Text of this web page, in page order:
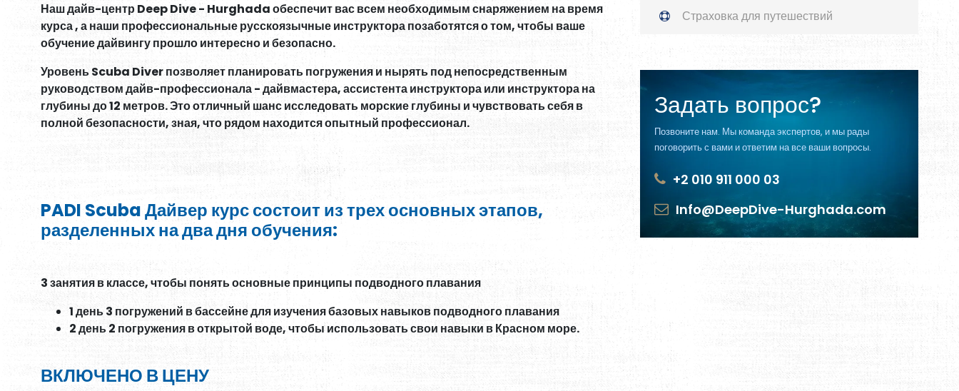
Наш дайв-центр Deep Dive - Hurghada обеспечит вас всем необходимым снаряжением на время
курса , а наши профессиональные русскоязычные инструктора позаботятся о том, чтобы ваше
обучение дайвингу прошло интересно и безопасно.
Уровень Scuba Diver позволяет планировать погружения и нырять под непосредственным
руководством дайв-профессионала - дайвмастера, ассистента инструктора или инструктора на
глубины до 12 метров. Это отличный шанс исследовать морские глубины и чувствовать себя в
полной безопасности, зная, что рядом находится опытный профессионал.
PADI Scuba Дайвер курс состоит из трех основных этапов,
разделенных на два дня обучения:
3 занятия в классе, чтобы понять основные принципы подводного плавания
1 день 3 погружений в бассейне для изучения базовых навыков подводного плавания
2 день 2 погружения в открытой воде, чтобы использовать свои навыки в Красном море.
ВКЛЮЧЕНО В ЦЕНУ
Страховка для путешествий
Задать вопрос?
Позвоните нам. Мы команда экспертов, и мы рады
поговорить с вами и ответим на все ваши вопросы.
+2 010 911 000 03
Info@DeepDive-Hurghada.com